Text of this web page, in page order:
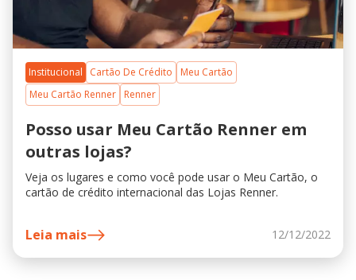
Institucional Cartão De Crédito
Meu Cartão
Meu Cartão Renner
Renner
Posso usar Meu Cartão Renner em
outras lojas?
Veja os lugares e como você pode usar o Meu Cartão, o
cartão de crédito internacional das Lojas Renner.
Leia mais 12/12/2022